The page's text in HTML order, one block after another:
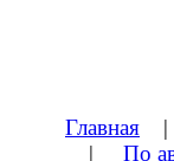
Главная
| По